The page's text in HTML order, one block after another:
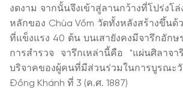
งดงาม จากนั้นจึงเข้าสู่ลานกว้างที่โปร่งโ
หลักของ Chùa Vồm วัดทั้งหลังสร้างขึ้นด้
ที่แข็งแรง 40 ต้น บนเสายังคงมีจารึกอัก
การสำรวจ จารึกเหล่านี้คือ "แผ่นศิลาจ
บริจาคของผู้คนที่มีส่วนร่วมในการบูรณะ
Đồng Khánh ที่ 3 (ค.ศ. 1887)